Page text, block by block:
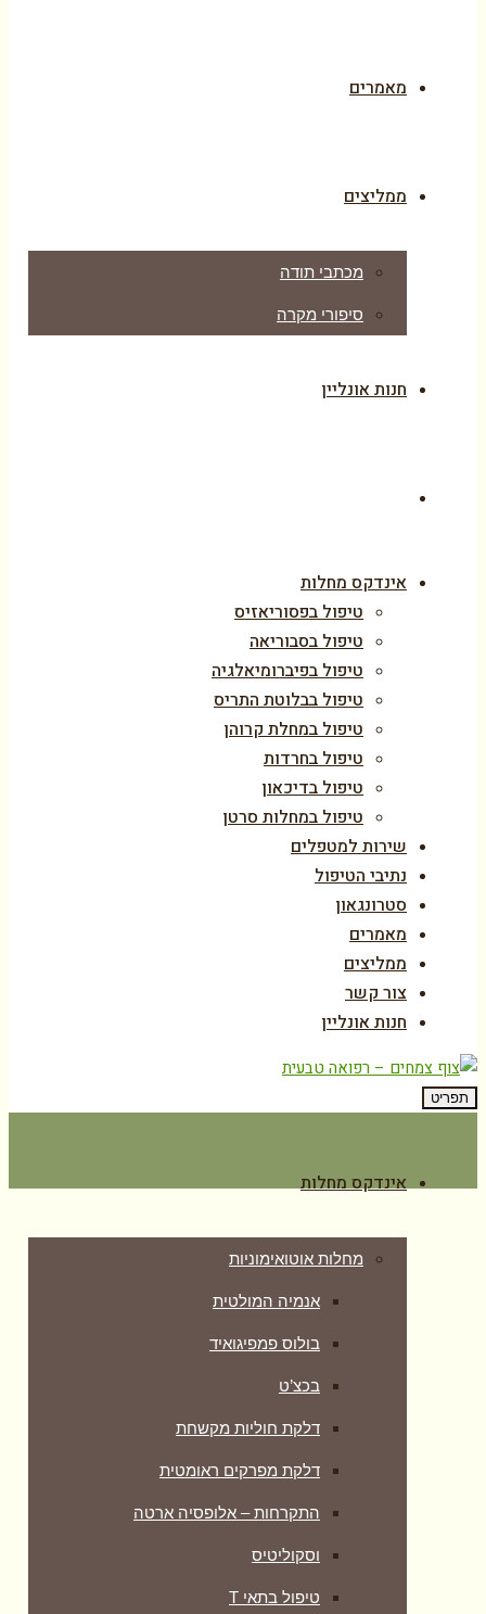
מאמרים
ממליצים
מכתבי תודה
סיפורי מקרה
חנות אונליין
אינדקס מחלות
טיפול בפסוריאזיס
טיפול בסבוריאה
טיפול בפיברומיאלגיה
טיפול בבלוטת התריס
טיפול במחלת קרוהן
טיפול בחרדות
טיפול בדיכאון
טיפול במחלות סרטן
שירות למטפלים
נתיבי הטיפול
סטרונגאון
מאמרים
ממליצים
צור קשר
חנות אונליין
תפריט
אינדקס מחלות
מחלות אוטואימוניות
אנמיה המולטית
בולוס פמפיגואיד
בכצ’ט
דלקת חוליות מקשחת
דלקת מפרקים ראומטית
התקרחות – אלופסיה ארטה
וסקוליטיס
טיפול בתאי T